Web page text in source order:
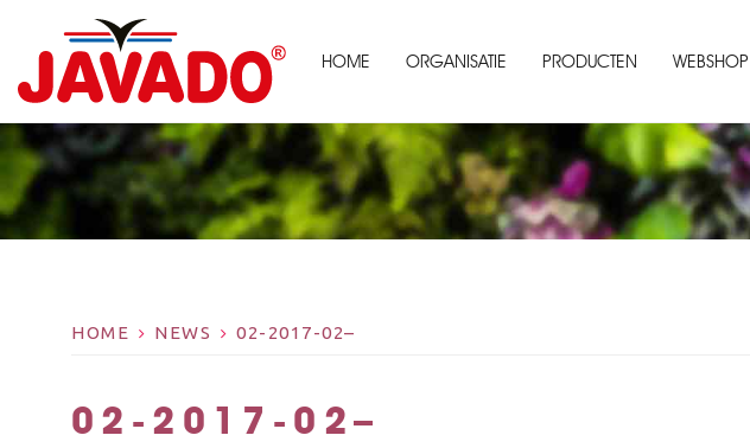
HOME ORGANISATIE PRODUCTEN WEBSHOP
HOME NEWS 02-2017-02–
02-2017-02–